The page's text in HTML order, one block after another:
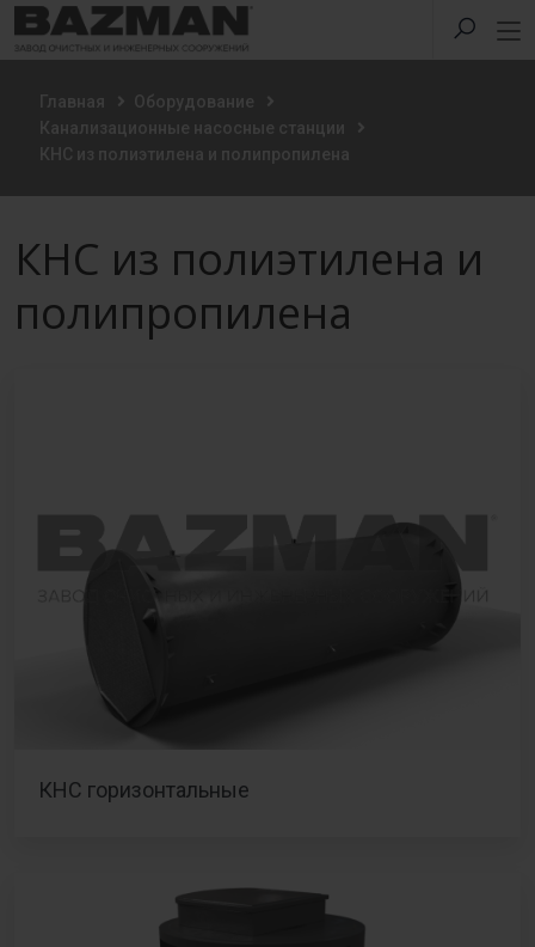
Главная
Оборудование
Канализационные насосные станции
КНС из полиэтилена и полипропилена
КНС из полиэтилена и
полипропилена
КНС горизонтальные